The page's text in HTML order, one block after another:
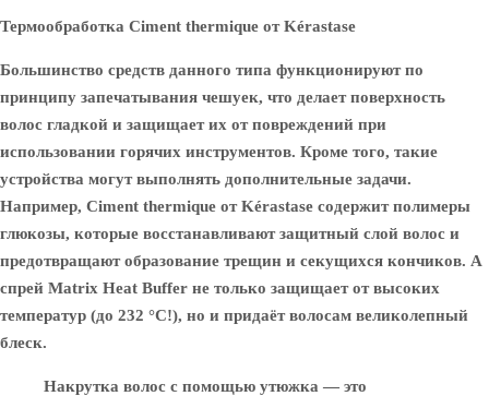
Термообработка Ciment thermique от Kérastase
Большинство средств данного типа функционируют по
принципу запечатывания чешуек, что делает поверхность
волос гладкой и защищает их от повреждений при
использовании горячих инструментов. Кроме того, такие
устройства могут выполнять дополнительные задачи.
Например, Ciment thermique от Kérastase содержит полимеры
глюкозы, которые восстанавливают защитный слой волос и
предотвращают образование трещин и секущихся кончиков. А
спрей Matrix Heat Buffer не только защищает от высоких
температур (до 232 °C!), но и придаёт волосам великолепный
блеск.
Накрутка волос с помощью утюжка — это